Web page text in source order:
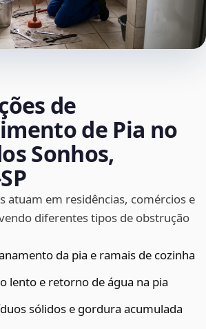
de
de Pia no
Sonhos,
atuam em residências, comércios e
diferentes tipos de obstrução
da pia e ramais de cozinha
lento e retorno de água na pia
sólidos e gordura acumulada